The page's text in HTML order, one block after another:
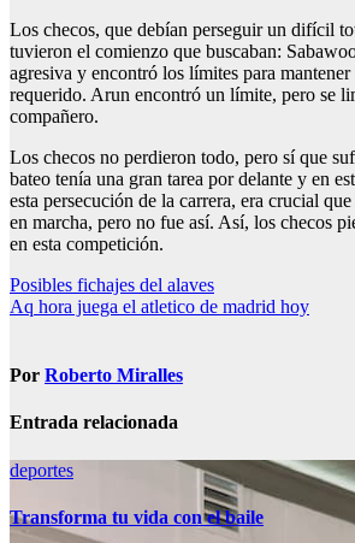
Los checos, que debían perseguir un difícil
tuvieron el comienzo que buscaban:
agresiva y encontró los límites para
requerido. Arun encontró un límite, pero se
compañero.
Los checos no perdieron todo, pero sí que
bateo tenía una gran tarea por delante y en
esta persecución de la carrera, era crucial
en marcha, pero no fue así. Así, los checos
en esta competición.
Navegación
de
Posibles fichajes del alaves
Aq hora juega el atletico de madrid hoy
Por Roberto Miralles
Entrada relacionada
deportes
Transforma tu vida con el baile